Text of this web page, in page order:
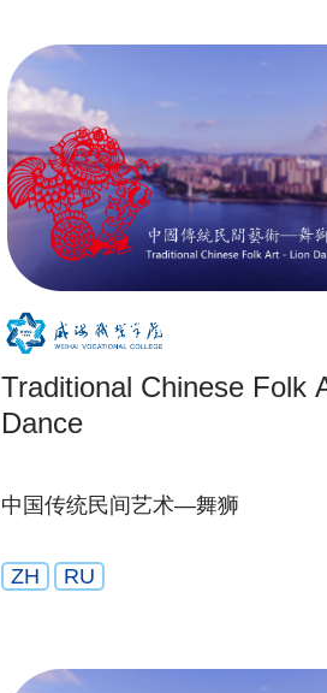
Traditional Chinese Folk
Dance
中国传统民间艺术—舞狮
ZH RU